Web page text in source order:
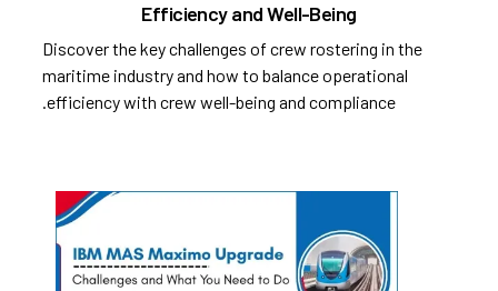
Efficiency and Well-Being
Discover the key challenges of crew rostering in the
maritime industry and how to balance operational
efficiency with crew well-being and compliance.